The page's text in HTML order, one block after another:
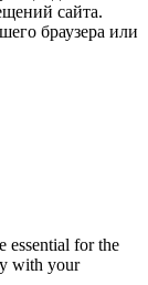
сайта.
браузера или
essential for the
with your